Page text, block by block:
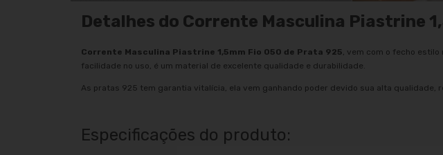
Detalhes do Corrente Masculina Piastrine
Corrente Masculina Piastrine 1,5mm Fio 050 de Prata 925, vem com o fecho
facilidade no uso, é um material de excelente qualidade e durabilidade.
As pratas 925 tem garantia vitalícia, ela vem ganhando poder devido sua alta qualidade,
Especificações do produto: